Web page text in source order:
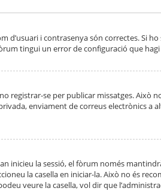
d’usuari i contrasenya són correctes. Si
tingui un error de configuració que hagi
registrar-se per publicar missatges.
enviament de correus electrònics a
inicieu la sessió, el fòrum només
la casella en iniciar-la. Això no és
veure la casella, vol dir que